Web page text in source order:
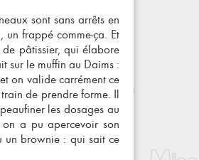
sont sans arrêts en
un frappé comme-ça. Et
pâtissier, qui élabore
sur le muffin au Daims :
on valide carrément ce
de prendre forme. Il
les dosages au
a pu apercevoir son
un brownie : qui sait ce